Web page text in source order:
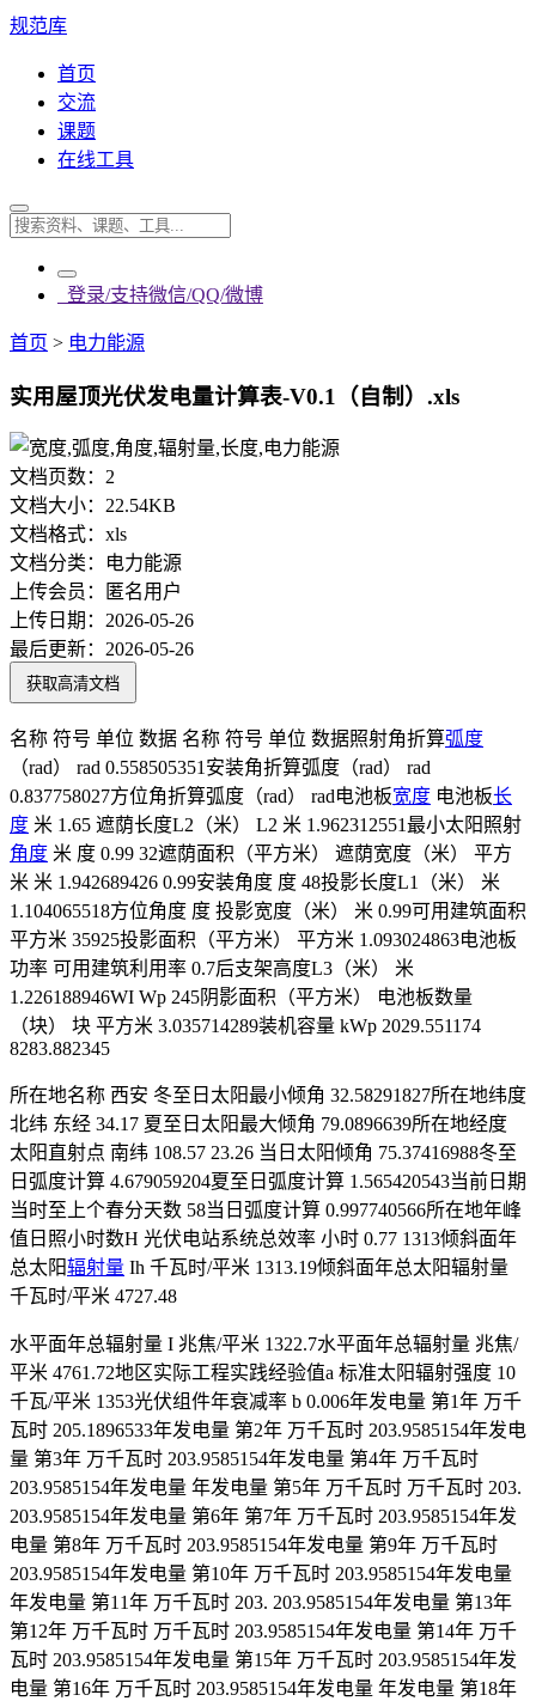
规范库
首页
交流
课题
在线工具
登录/支持微信/QQ/微博
首页 > 电力能源
实用屋顶光伏发电量计算表-V0.1（自制）.xls
文档页数： 2
文档大小： 22.54KB
文档格式： xls
文档分类：
电力能源
上传会员：
匿名用户
上传日期： 2026-05-26
最后更新： 2026-05-26
获取高清文档
名称 符号 单位 数据 名称 符号 单位 数据照射角折算弧度
（rad） rad 0.558505351安装角折算弧度（rad） rad
0.837758027方位角折算弧度（rad） rad电池板宽度 电池板长
度 米 1.65 遮荫长度L2（米） L2 米 1.962312551最小太阳照射
角度 米 度 0.99 32遮荫面积（平方米） 遮荫宽度（米） 平方
米 米 1.942689426 0.99安装角度 度 48投影长度L1（米） 米
1.104065518方位角度 度 投影宽度（米） 米 0.99可用建筑面积
平方米 35925投影面积（平方米） 平方米 1.093024863电池板
功率 可用建筑利用率 0.7后支架高度L3（米） 米
1.226188946WI Wp 245阴影面积（平方米） 电池板数量
（块） 块 平方米 3.035714289装机容量 kWp 2029.551174
8283.882345
所在地名称 西安 冬至日太阳最小倾角 32.58291827所在地纬度
北纬 东经 34.17 夏至日太阳最大倾角 79.0896639所在地经度
太阳直射点 南纬 108.57 23.26 当日太阳倾角 75.37416988冬至
日弧度计算 4.679059204夏至日弧度计算 1.565420543当前日期
当时至上个春分天数 58当日弧度计算 0.997740566所在地年峰
值日照小时数H 光伏电站系统总效率 小时 0.77 1313倾斜面年
总太阳辐射量 Ih 千瓦时/平米 1313.19倾斜面年总太阳辐射量
千瓦时/平米 4727.48
水平面年总辐射量 I 兆焦/平米 1322.7水平面年总辐射量 兆焦/
平米 4761.72地区实际工程实践经验值a 标准太阳辐射强度 10
千瓦/平米 1353光伏组件年衰减率 b 0.006年发电量 第1年 万千
瓦时 205.1896533年发电量 第2年 万千瓦时 203.9585154年发电
量 第3年 万千瓦时 203.9585154年发电量 第4年 万千瓦时
203.9585154年发电量 年发电量 第5年 万千瓦时 万千瓦时 203.
203.9585154年发电量 第6年 第7年 万千瓦时 203.9585154年发
电量 第8年 万千瓦时 203.9585154年发电量 第9年 万千瓦时
203.9585154年发电量 第10年 万千瓦时 203.9585154年发电量
年发电量 第11年 万千瓦时 203. 203.9585154年发电量 第13年
第12年 万千瓦时 万千瓦时 203.9585154年发电量 第14年 万千
瓦时 203.9585154年发电量 第15年 万千瓦时 203.9585154年发
电量 第16年 万千瓦时 203.9585154年发电量 年发电量 第18年